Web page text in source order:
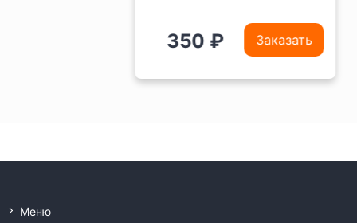
350 ₽ Заказать
Меню